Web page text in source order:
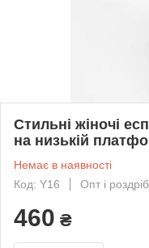
Стильні жіночі
на низькій
Немає в наявності
Код: Y16
Опт і роздріб
460 ₴